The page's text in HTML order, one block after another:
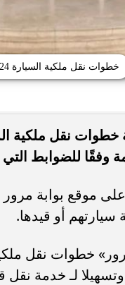
خطوات نقل ملكية السيارة 2024
وفقًا للضوابط
موقع بوابة
أو قيدها.
لـ خدمة نقل